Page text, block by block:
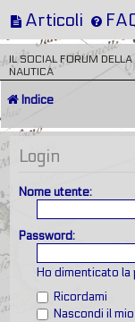
Articoli
IL SOCIAL FORUM
NAUTICA
Indice
Login
Nome utente:
Password:
Ho dimenticato
Ricordami
Nascondi il